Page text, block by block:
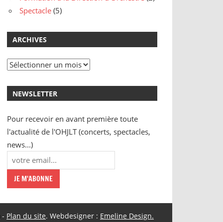
Spectacle (5)
ARCHIVES
Archives
NEWSLETTER
Pour recevoir en avant première toute
l'actualité de l'OHJLT (concerts, spectacles,
news...)
- Plan du site. Webdesigner : Emeline Design.